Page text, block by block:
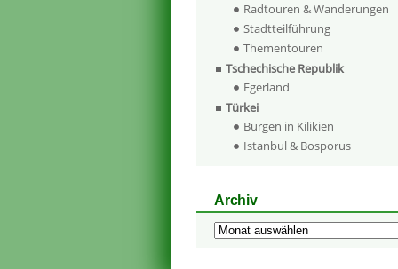
Radtouren & Wanderungen
Stadtteilführung
Thementouren
Tschechische Republik
Egerland
Türkei
Burgen in Kilikien
Istanbul & Bosporus
Archiv
Archiv